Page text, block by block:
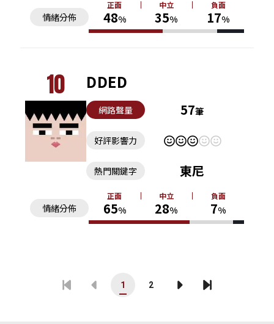
情緒分佈
正面
48%
中立
35%
負面
17%
10 DDED
網路聲量 57筆
好評影響力
情緒分佈
正面
65%
中立
28%
負面
7%
熱門關鍵字 東尼
1 2